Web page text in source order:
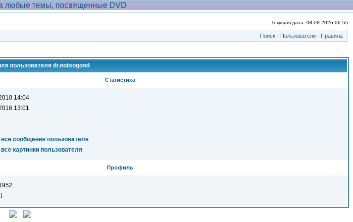
Текущая дата: 08-08-2026 06:55
Поиск · Пользователи · Правила
пользователя dr.notsogood
Статистика
14:04
13:01
все сообщения пользователя
картинки пользователя
Профиль